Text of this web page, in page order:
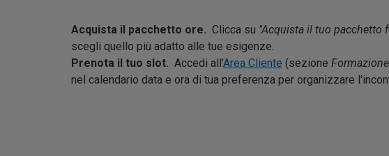
Acquista il pacchetto ore. Clicca su "Acquista il tuo pacchetto
scegli quello più adatto alle tue esigenze.
Prenota il tuo slot. Accedi all'Area Cliente (sezione Formazione
nel calendario data e ora di tua preferenza per organizzare